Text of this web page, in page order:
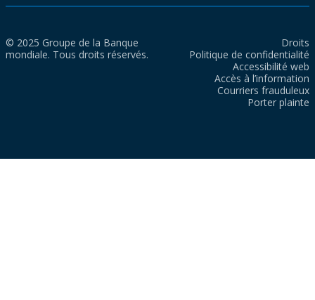
© 2025 Groupe de la Banque
mondiale. Tous droits réservés.
Droits
Politique de confidentialité
Accessibilité web
Accès à l’information
Courriers frauduleux
Porter plainte